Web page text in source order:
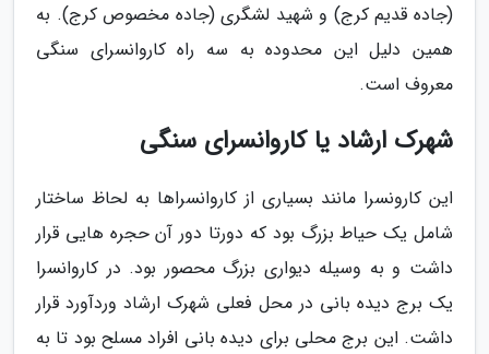
(جاده قدیم کرج) و شهید لشگری (جاده مخصوص کرج). به
همین دلیل این محدوده به سه راه کاروانسرای سنگی
معروف است.
شهرک ارشاد یا کاروانسرای سنگی
این کارونسرا مانند بسیاری از کاروانسراها به لحاظ ساختار
شامل یک حیاط بزرگ بود که دورتا دور آن حجره هایی قرار
داشت و به وسیله دیواری بزرگ محصور بود. در کاروانسرا
یک برج دیده بانی در محل فعلی شهرک ارشاد وردآورد قرار
داشت. این برج محلی برای دیده بانی افراد مسلح بود تا به